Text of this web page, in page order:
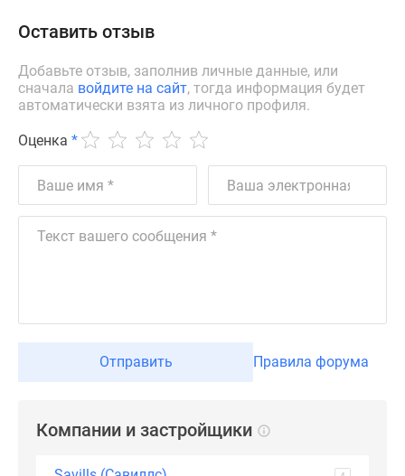
новостроек
застройщиком
Rutube
дома
Москве
Программа
реновации
Рассрочка
Оставить отзыв
Добавьте отзыв, заполнив личные данные, или
сначала войдите на сайт, тогда информация будет
автоматически взята из личного профиля.
Оценка *
Отправить Правила форума
Компании и застройщики